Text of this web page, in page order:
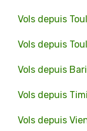
Vols depuis
Vols depuis
Vols depuis
Vols depuis
Vols depuis